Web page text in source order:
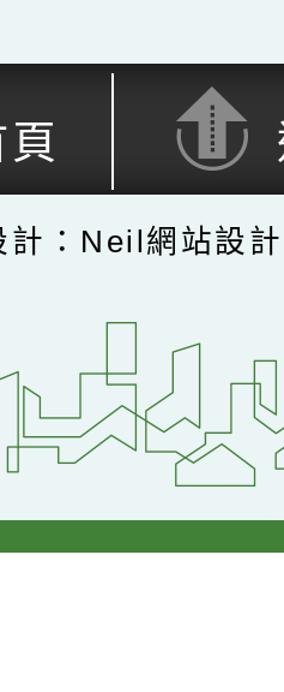
計：Neil網站設